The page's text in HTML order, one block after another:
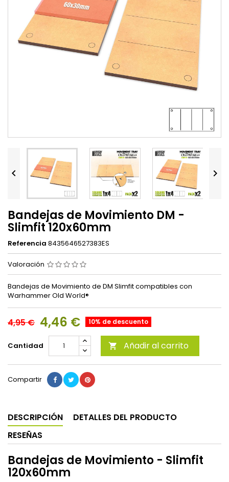
 
Bandejas de Movimiento DM -
Slimfit 120x60mm
Referencia 8435646527383ES
Valoración
Bandejas de Movimiento de DM Slimfit compatibles con
Warhammer Old World®
4,95 € 4,46 € 10% de descuento
Cantidad  Añadir al carrito
Compartir
DESCRIPCIÓN
DETALLES DEL PRODUCTO
RESEÑAS
Bandejas de Movimiento - Slimfit
120x60mm